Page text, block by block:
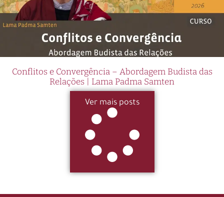
Conflitos e Convergência – Abordagem Budista das
Relações | Lama Padma Samten
Ver mais posts